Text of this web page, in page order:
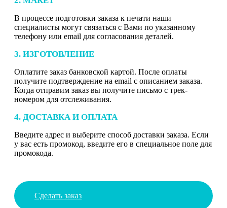
В процессе подготовки заказа к печати наши
специалисты могут связаться с Вами по указанному
телефону или email для согласования деталей.
3. ИЗГОТОВЛЕНИЕ
Оплатите заказ банковской картой. После оплаты
получите подтверждение на email с описанием заказа.
Когда отправим заказ вы получите письмо с трек-
номером для отслеживания.
4. ДОСТАВКА И ОПЛАТА
Введите адрес и выберите способ доставки заказа. Если
у вас есть промокод, введите его в специальное поле для
промокода.
Сделать заказ